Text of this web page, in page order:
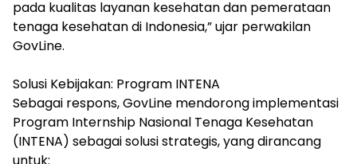
pada kualitas layanan kesehatan dan pemerataan
tenaga kesehatan di Indonesia,” ujar perwakilan
GovLine.
Solusi Kebijakan: Program INTENA
Sebagai respons, GovLine mendorong implementasi
Program Internship Nasional Tenaga Kesehatan
(INTENA) sebagai solusi strategis, yang dirancang